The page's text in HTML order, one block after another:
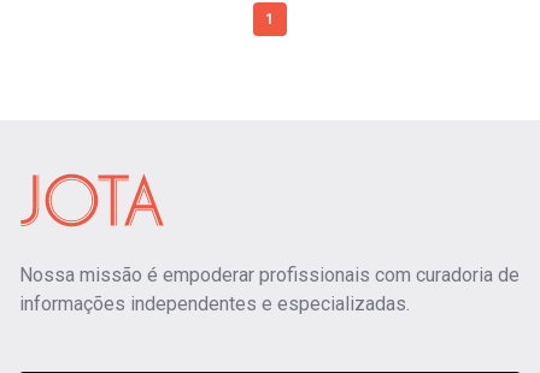
1
Nossa missão é empoderar profissionais com curadoria de
informações independentes e especializadas.